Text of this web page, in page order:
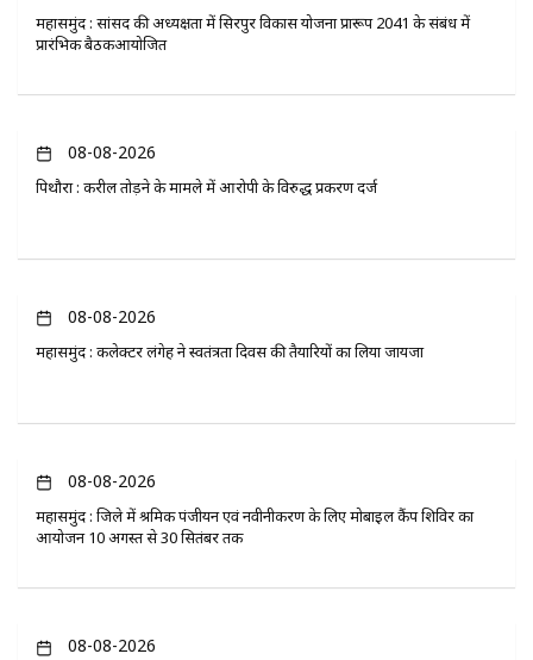
महासमुंद : सांसद की अध्यक्षता में सिरपुर विकास योजना प्रारूप 2041 के संबंध में
प्रारंभिक बैठकआयोजित
08-08-2026
पिथौरा : करील तोड़ने के मामले में आरोपी के विरुद्ध प्रकरण दर्ज
08-08-2026
महासमुंद : कलेक्टर लंगेह ने स्वतंत्रता दिवस की तैयारियों का लिया जायजा
08-08-2026
महासमुंद : जिले में श्रमिक पंजीयन एवं नवीनीकरण के लिए मोबाइल कैंप शिविर का
आयोजन 10 अगस्त से 30 सितंबर तक
08-08-2026